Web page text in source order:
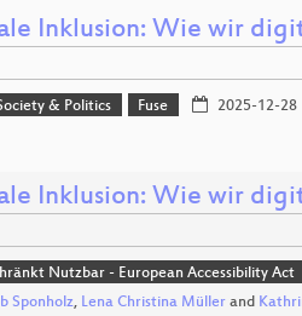
Inklusion: Wie wir
& Politics Fuse 2025-12-28
Inklusion: Wie wir
Nutzbar - European Accessibility Act
Sponholz, Lena Christina Müller and